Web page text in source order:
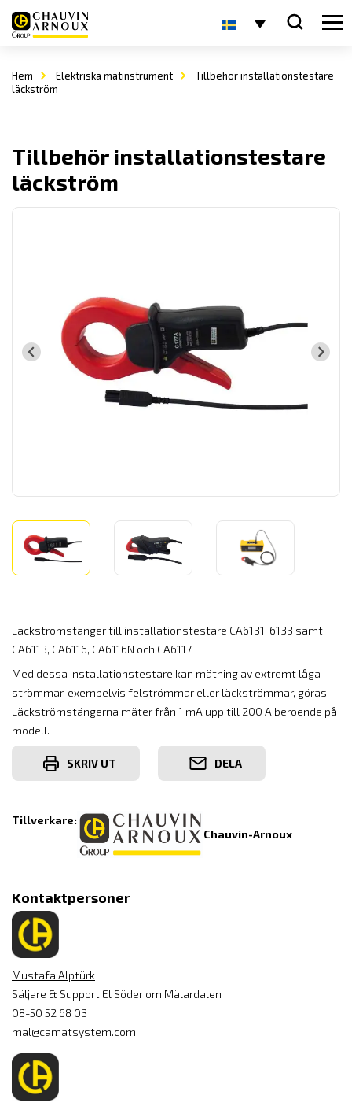
Hem Elektriska mätinstrument
Tillbehör installationstestare
läckström
Tillbehör installationstestare
läckström
Läckströmstänger till installationstestare CA6131, 6133 samt
CA6113, CA6116, CA6116N och CA6117.
Med dessa installationstestare kan mätning av extremt låga
strömmar, exempelvis felströmmar eller läckströmmar, göras.
Läckströmstängerna mäter från 1 mA upp till 200 A beroende på
modell.
SKRIV UT DELA
Tillverkare:
Chauvin-Arnoux
Kontaktpersoner
Mustafa Alptürk
Säljare & Support El Söder om Mälardalen
08-50 52 68 03
mal@camatsystem.com